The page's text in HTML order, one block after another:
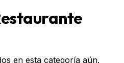
en esta categoría aún.